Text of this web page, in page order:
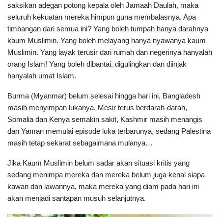
saksikan adegan potong kepala oleh Jamaah Daulah, maka
seluruh kekuatan mereka himpun guna membalasnya. Apa
timbangan dari semua ini? Yang boleh tumpah hanya darahnya
kaum Muslimin. Yang boleh melayang hanya nyawanya kaum
Muslimin. Yang layak terusir dari rumah dan negerinya hanyalah
orang Islam! Yang boleh dibantai, digulingkan dan diinjak
hanyalah umat Islam.
Burma (Myanmar) belum selesai hingga hari ini, Bangladesh
masih menyimpan lukanya, Mesir terus berdarah-darah,
Somalia dan Kenya semakin sakit, Kashmir masih menangis
dan Yaman memulai episode luka terbarunya, sedang Palestina
masih tetap sekarat sebagaimana mulanya…
Jika Kaum Muslimin belum sadar akan situasi kritis yang
sedang menimpa mereka dan mereka belum juga kenal siapa
kawan dan lawannya, maka mereka yang diam pada hari ini
akan menjadi santapan musuh selanjutnya.